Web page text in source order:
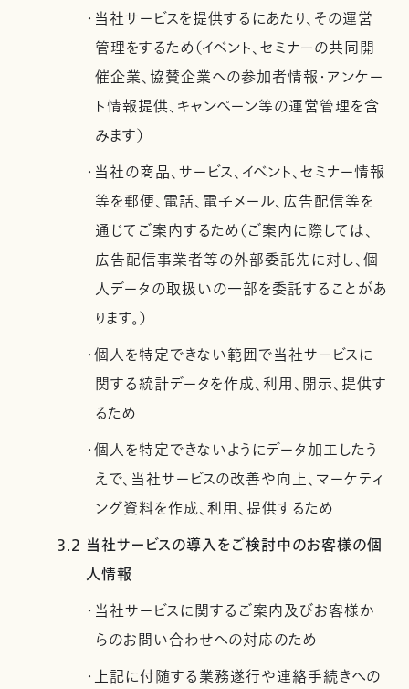
・当社サービスを提供するにあたり、その運営
管理をするため（イベント、セミナーの共同開
催企業、協賛企業への参加者情報・アンケー
ト情報提供、キャンペーン等の運営管理を含
みます）
・当社の商品、サービス、イベント、セミナー情報
等を郵便、電話、電子メール、広告配信等を
通じてご案内するため（ご案内に際しては、
広告配信事業者等の外部委託先に対し、個
人データの取扱いの一部を委託することがあ
ります。）
・個人を特定できない範囲で当社サービスに
関する統計データを作成、利用、開示、提供す
るため
・個人を特定できないようにデータ加工したう
えで、当社サービスの改善や向上、マーケティ
ング資料を作成、利用、提供するため
3.2 当社サービスの導入をご検討中のお客様の個
人情報
・当社サービスに関するご案内及びお客様か
らのお問い合わせへの対応のため
・上記に付随する業務遂行や連絡手続きへの